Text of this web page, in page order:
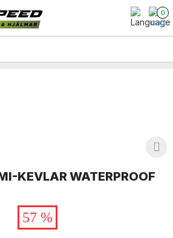
0
KEVLAR WATERPROOF
57 %